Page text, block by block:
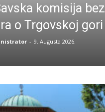
komisija bez
o Trgovskoj gori
- 9. Augusta 2026.